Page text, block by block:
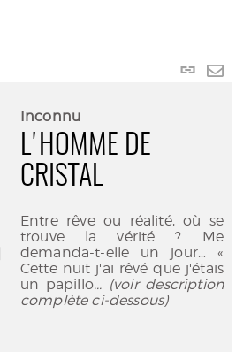
Lien
Inconnu
L'HOMME DE
CRISTAL
Entre rêve ou réalité, où se
trouve la vérité ? Me
demanda-t-elle un jour… «
Cette nuit j'ai rêvé que j'étais
un papillo... (voir description
complète ci-dessous)